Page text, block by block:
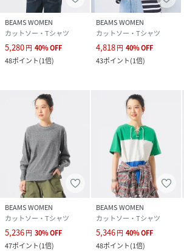
BEAMS WOMEN
カットソー・Tシャツ
5,280円 40%OFF
48ポイント(1倍)
BEAMS WOMEN
カットソー・Tシャツ
4,818円 40%OFF
43ポイント(1倍)
BEAMS WOMEN
カットソー・Tシャツ
5,236円 30%OFF
47ポイント(1倍)
BEAMS WOMEN
カットソー・Tシャツ
5,346円 40%OFF
48ポイント(1倍)